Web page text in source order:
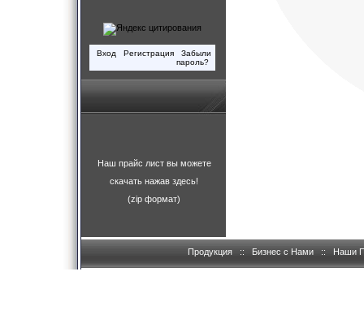
Вход Регистрация
Забыли
пароль?
Наш прайс лист вы можете
скачать нажав здесь!
(zip формат)
Продукция :: Бизнес с Нами :: Наши